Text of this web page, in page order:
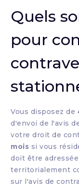
Quels
pour
Vous disposez de
d'envoi de l'avis
votre droit de
mois si vous
doit être
territorialement
sur l'avis de